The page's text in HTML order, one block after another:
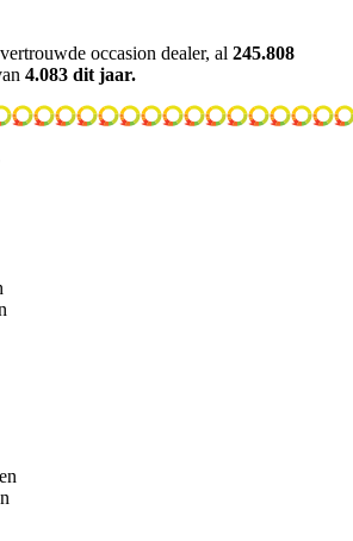
occasion dealer, al 245.808
4.083 dit jaar.